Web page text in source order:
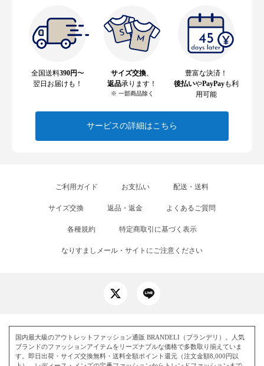
全国送料390円〜
翌日お届けも！
サイズ交換
返品承ります！
※ 一部商品除く
豊富な決済！
後払いやPayPayも利
用可能
サービスの詳細はこちら
ご利用ガイド お支払い 配送・送料
サイズ交換 返品・返金 よくあるご質問
各種規約 特定商取引に基づく表示
なりすましメール・サイトにご注意ください
国内最大級のアウトレットファッション通販 BRANDELI（ブランデリ）。人気
ブランドのファッションアイテムをリーズナブルな価格で多数取り揃えていま
す。即日出荷・サイズ交換無料・送料全額ポイント還元（注文金額8,000円以